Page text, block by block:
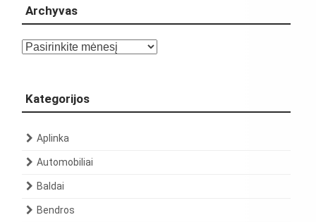
Archyvas
Archyvas
Kategorijos
Aplinka
Automobiliai
Baldai
Bendros